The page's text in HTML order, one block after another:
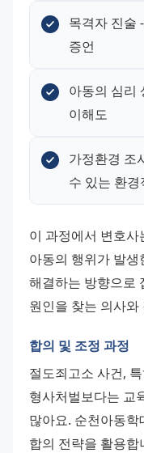
목격자 진술
증언
아동의 심리
이해도
가정환경 조
수 있는 환경
이 과정에서 변호
아동의 행위가 발
해결하는 방향으로
원인을 찾는 의사
합의 및 조정 과정
절도죄고소 사건,
형사처벌보다는 교
많아요. 순천아동
합의 전략을 활용합